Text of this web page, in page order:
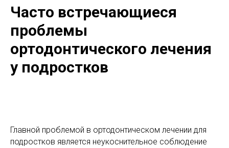
Часто встречающиеся
проблемы
ортодонтического лечения
у подростков
Главной проблемой в ортодонтическом лечении для
подростков является неукоснительное соблюдение